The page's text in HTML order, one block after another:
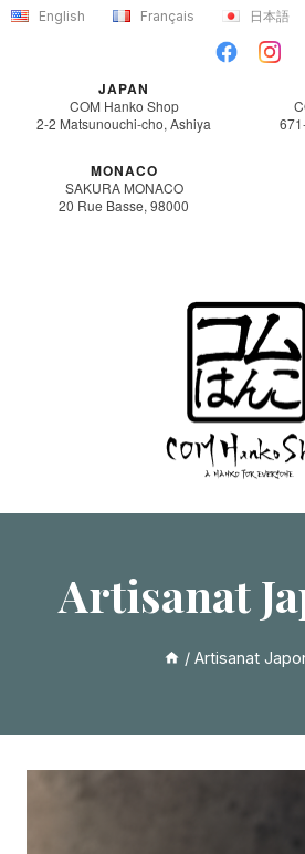
Aller
English Français 日本語
JAPAN
COM Hanko Shop
2-2 Matsunouchi-cho, Ashiya
MONACO
SAKURA MONACO
20 Rue Basse, 98000
Artisanat
/ Artisanat